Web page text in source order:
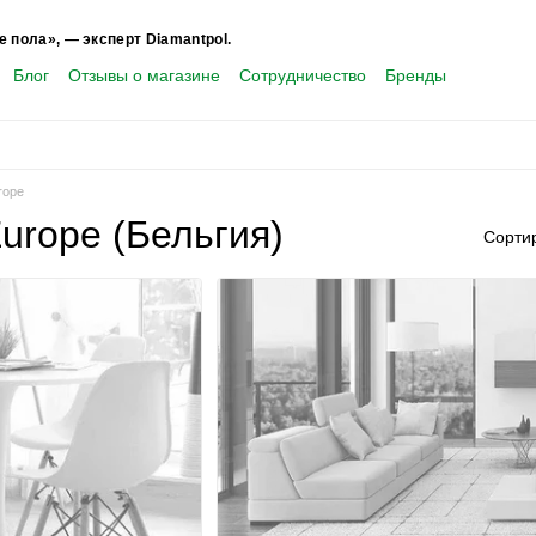
пола», — эксперт Diamantpol.
Блог Отзывы о магазине Сотрудничество
Бренды
(Бельгия)